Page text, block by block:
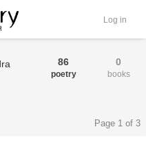
Log in
86
poetry
0
books
Page 1 of 3